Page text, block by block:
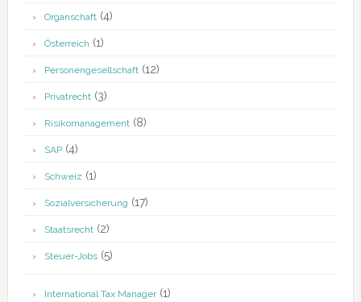
Organschaft(4)
Österreich (1)
Personengesellschaft(12)
Privatrecht(3)
Risikomanagement(8)
SAP(4)
Schweiz (1)
Sozialversicherung (17)
Staatsrecht(2)
Steuer-Jobs(5)
International Tax Manager(1)